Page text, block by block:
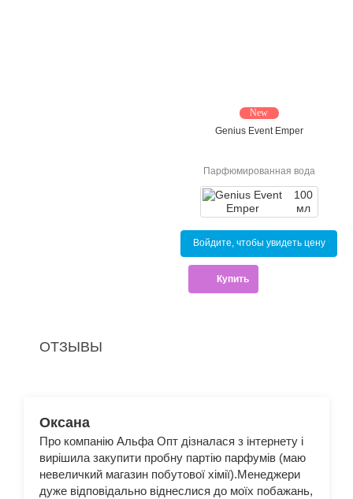
New
Genius Event Emper
Парфюмированная вода
100
мл
Войдите, чтобы увидеть цену
Купить
ОТЗЫВЫ
Оксана
Про компанію Альфа Опт дізналася з інтернету і
вирішила закупити пробну партію парфумів (маю
невеличкий магазин побутової хімії).Менеджери
дуже відповідально віднеслися до моїх побажань,